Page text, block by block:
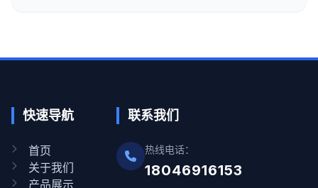
快速导航
首页
关于我们
产品展示
联系我们
热线电话：
18046916153